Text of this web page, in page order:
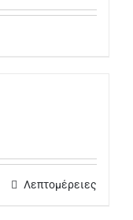
Λεπτομέρειες